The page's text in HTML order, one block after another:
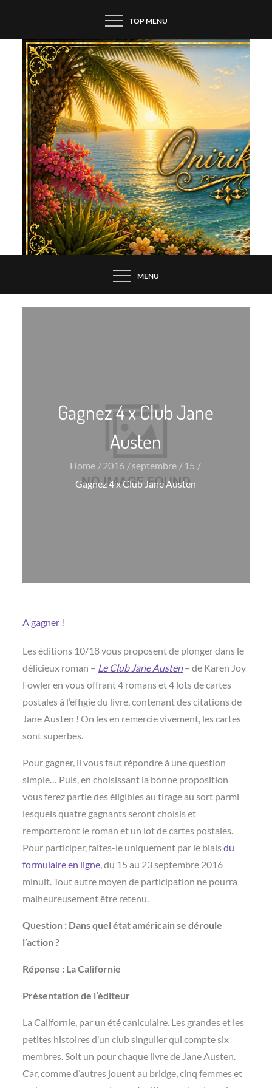
content
TOP MENU
MENU
Gagnez 4 x Club Jane
Austen
Home 2016 septembre
15
Gagnez 4 x Club Jane Austen
A gagner !
Les éditions 10/18 vous proposent de plonger dans le
délicieux roman – Le Club Jane Austen– de Karen Joy
Fowler en vous offrant 4 romans et 4 lots de cartes
postales à l’effigie du livre, contenant des citations de
Jane Austen ! On les en remercie vivement, les cartes
sont superbes.
Pour gagner, il vous faut répondre à une question
simple… Puis, en choisissant la bonne proposition
vous ferez partie des éligibles au tirage au sort parmi
lesquels quatre gagnants seront choisis et
remporteront le roman et un lot de cartes postales.
Pour participer, faites-le uniquement par le biaisdu
formulaire en ligne, du 15 au 23 septembre 2016
minuit. Tout autre moyen de participation ne pourra
malheureusement être retenu.
Question : Dans quel état américain se déroule
l’action ?
Réponse : La Californie
Présentation de l’éditeur
La Californie, par un été caniculaire. Les grandes et les
petites histoires d’un club singulier qui compte six
membres. Soit un pour chaque livre de Jane Austen.
Car, comme d’autres jouent au bridge, cinq femmes et